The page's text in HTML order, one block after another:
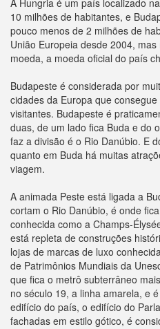
A Hungria é um país localizado
10 milhões de habitantes, e
pouco menos de 2 milhões de
União Europeia desde 2004,
moeda, a moeda oficial do país
Budapeste é considerada por
cidades da Europa que
visitantes. Budapeste é
duas, de um lado fica Buda e do
faz a divisão é o Rio Danúbio. E
quanto em Buda há muitas
viagem.
A animada Peste está ligada a
cortam o Rio Danúbio, é onde
conhecida como a Champs-
está repleta de construções
lojas de marcas de luxo
de Patrimônios Mundiais da
que fica o metrô subterrâneo
no século 19, a linha amarela, e
edifício do país, o edifício do
fachadas em estilo gótico, é